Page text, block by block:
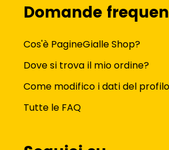
Domande
Cos'è PagineGialle Shop?
Dove si trova il mio ordine?
Come modifico i dati del
Tutte le FAQ